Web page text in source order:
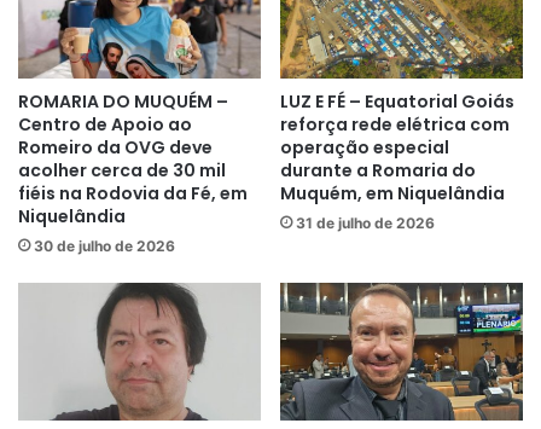
ROMARIA DO MUQUÉM –
Centro de Apoio ao
Romeiro da OVG deve
acolher cerca de 30 mil
fiéis na Rodovia da Fé, em
Niquelândia
30 de julho de 2026
LUZ E FÉ – Equatorial Goiás
reforça rede elétrica com
operação especial
durante a Romaria do
Muquém, em Niquelândia
31 de julho de 2026